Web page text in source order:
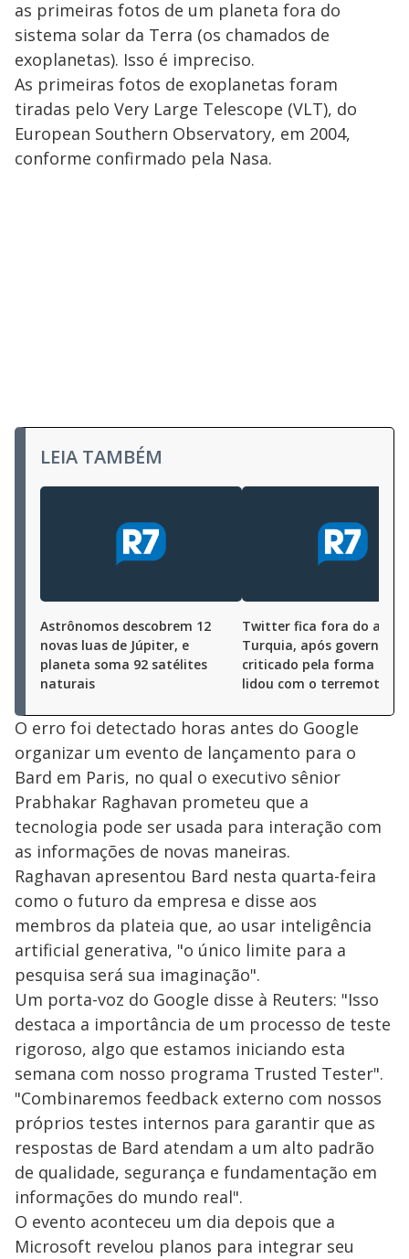
as primeiras fotos de um planeta fora do
sistema solar da Terra (os chamados de
exoplanetas). Isso é impreciso.
As primeiras fotos de exoplanetas foram
tiradas pelo Very Large Telescope (VLT), do
European Southern Observatory, em 2004,
conforme confirmado pela Nasa.
LEIA TAMBÉM
Astrônomos descobrem 12
novas luas de Júpiter, e
planeta soma 92 satélites
naturais
Twitter fica fora do ar na
Turquia, após governo ser
criticado pela forma
lidou com o terremoto
O erro foi detectado horas antes do Google
organizar um evento de lançamento para o
Bard em Paris, no qual o executivo sênior
Prabhakar Raghavan prometeu que a
tecnologia pode ser usada para interação com
as informações de novas maneiras.
Raghavan apresentou Bard nesta quarta-feira
como o futuro da empresa e disse aos
membros da plateia que, ao usar inteligência
artificial generativa, "o único limite para a
pesquisa será sua imaginação".
Um porta-voz do Google disse à Reuters: "Isso
destaca a importância de um processo de teste
rigoroso, algo que estamos iniciando esta
semana com nosso programa Trusted Tester".
"Combinaremos feedback externo com nossos
próprios testes internos para garantir que as
respostas de Bard atendam a um alto padrão
de qualidade, segurança e fundamentação em
informações do mundo real".
O evento aconteceu um dia depois que a
Microsoft revelou planos para integrar seu